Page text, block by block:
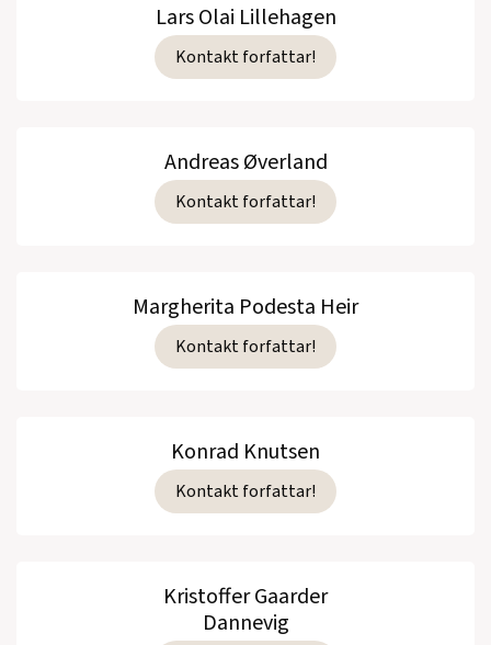
Lars Olai Lillehagen
Kontakt forfattar!
Andreas Øverland
Kontakt forfattar!
Margherita Podesta Heir
Kontakt forfattar!
Konrad Knutsen
Kontakt forfattar!
Kristoffer Gaarder
Dannevig